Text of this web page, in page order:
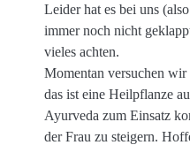
Leider hat es bei uns
immer noch nicht
vieles achten.
Momentan versuchen wir
das ist eine Heilpflanze
Ayurveda zum Einsatz
der Frau zu steigern.